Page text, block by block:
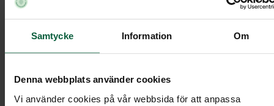
Samtycke Information Om
Denna webbplats använder cookies
Vi använder cookies på vår webbsida för att anpassa
begränsat till text, grafik, logotyper, varumärken,
och programvara (”innehåll”), ägs av eller är
licensierat till Momento och skyddas av tillämplig